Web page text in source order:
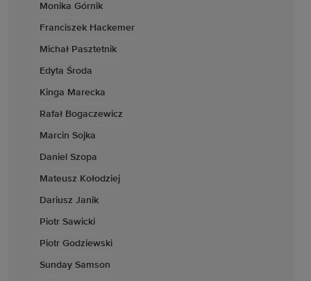
Monika Górnik
Franciszek Hackemer
Michał Pasztetnik
Edyta Środa
Kinga Marecka
Rafał Bogaczewicz
Marcin Sojka
Daniel Szopa
Mateusz Kołodziej
Dariusz Janik
Piotr Sawicki
Piotr Godziewski
Sunday Samson